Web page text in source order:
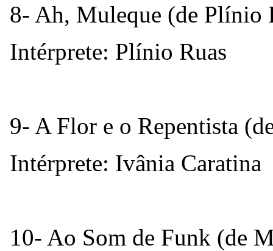
8- Ah, Muleque (de Plínio
Intérprete: Plínio Ruas
9- A Flor e o Repentista
Intérprete: Ivânia Caratina
10- Ao Som de Funk (de